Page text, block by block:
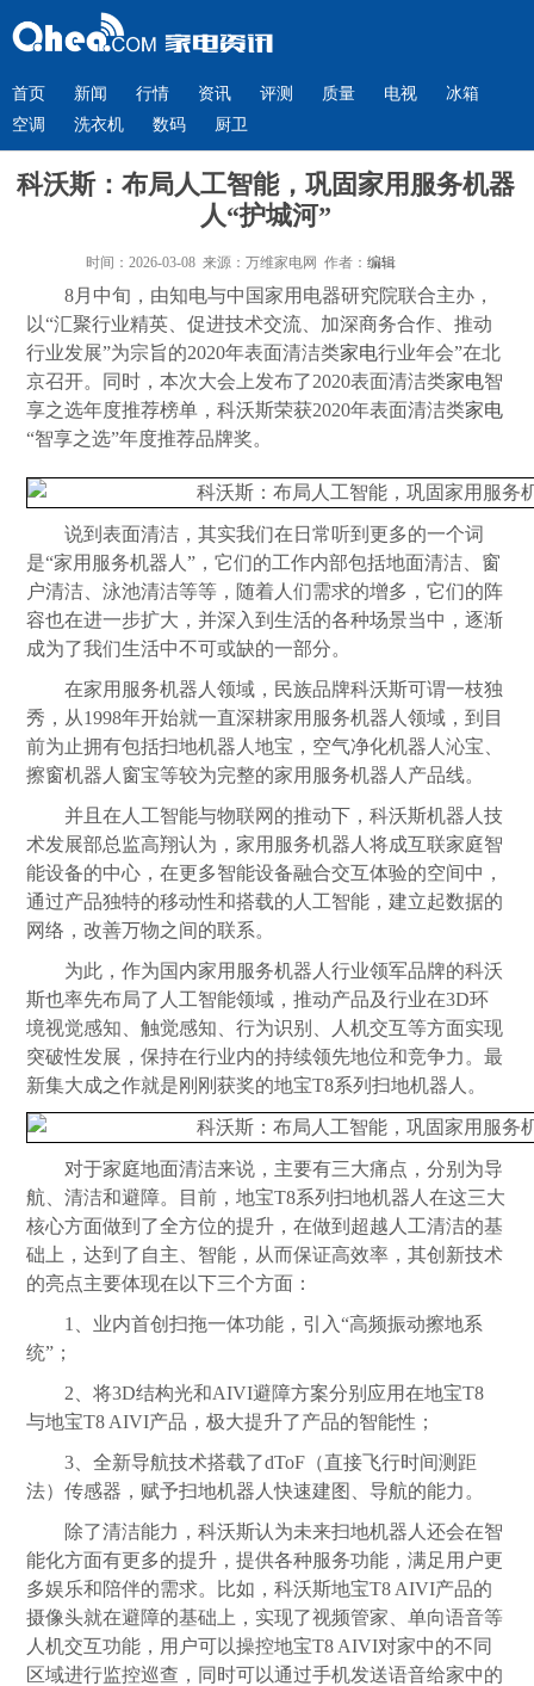
首页 新闻 行情 资讯 评测 质量 电视
冰箱
空调
洗衣机 数码 厨卫
科沃斯：布局人工智能，巩固家用服务机器
人“护城河”
时间：2026-03-08 来源：万维家电网 作者： 编辑
8月中旬，由知电与中国家用电器研究院联合主办，
以“汇聚行业精英、促进技术交流、加深商务合作、推动
行业发展”为宗旨的2020年表面清洁类家电行业年会”在北
京召开。同时，本次大会上发布了2020表面清洁类家电智
享之选年度推荐榜单，科沃斯荣获2020年表面清洁类家电
“智享之选”年度推荐品牌奖。
说到表面清洁，其实我们在日常听到更多的一个词
是“家用服务机器人”，它们的工作内部包括地面清洁、窗
户清洁、泳池清洁等等，随着人们需求的增多，它们的阵
容也在进一步扩大，并深入到生活的各种场景当中，逐渐
成为了我们生活中不可或缺的一部分。
在家用服务机器人领域，民族品牌科沃斯可谓一枝独
秀，从1998年开始就一直深耕家用服务机器人领域，到目
前为止拥有包括扫地机器人地宝，空气净化机器人沁宝、
擦窗机器人窗宝等较为完整的家用服务机器人产品线。
并且在人工智能与物联网的推动下，科沃斯机器人技
术发展部总监高翔认为，家用服务机器人将成互联家庭智
能设备的中心，在更多智能设备融合交互体验的空间中，
通过产品独特的移动性和搭载的人工智能，建立起数据的
网络，改善万物之间的联系。
为此，作为国内家用服务机器人行业领军品牌的科沃
斯也率先布局了人工智能领域，推动产品及行业在3D环
境视觉感知、触觉感知、行为识别、人机交互等方面实现
突破性发展，保持在行业内的持续领先地位和竞争力。最
新集大成之作就是刚刚获奖的地宝T8系列扫地机器人。
对于家庭地面清洁来说，主要有三大痛点，分别为导
航、清洁和避障。目前，地宝T8系列扫地机器人在这三大
核心方面做到了全方位的提升，在做到超越人工清洁的基
础上，达到了自主、智能，从而保证高效率，其创新技术
的亮点主要体现在以下三个方面：
1、业内首创扫拖一体功能，引入“高频振动擦地系
统”；
2、将3D结构光和AIVI避障方案分别应用在地宝T8
与地宝T8 AIVI产品，极大提升了产品的智能性；
3、全新导航技术搭载了dToF（直接飞行时间测距
法）传感器，赋予扫地机器人快速建图、导航的能力。
除了清洁能力，科沃斯认为未来扫地机器人还会在智
能化方面有更多的提升，提供各种服务功能，满足用户更
多娱乐和陪伴的需求。比如，科沃斯地宝T8 AIVI产品的
摄像头就在避障的基础上，实现了视频管家、单向语音等
人机交互功能，用户可以操控地宝T8 AIVI对家中的不同
区域进行监控巡查，同时可以通过手机发送语音给家中的